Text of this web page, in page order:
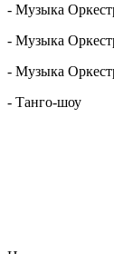
- Музыка
- Музыка
- Музыка
- Танго-шоу